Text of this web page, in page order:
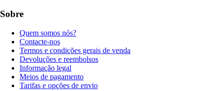
Sobre
Quem somos nós?
Contacte-nos
Termos e condições gerais de venda
Devoluções e reembolsos
Informação legal
Meios de pagamento
Tarifas e opções de envio